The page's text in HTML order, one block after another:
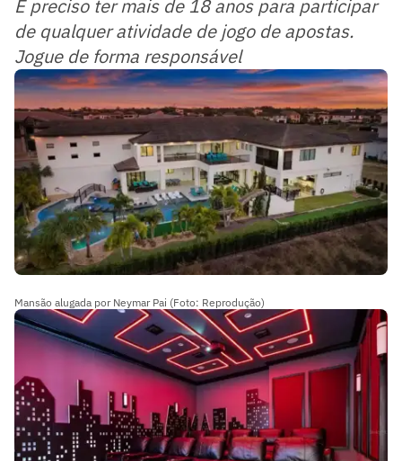
É preciso ter mais de 18 anos para participar
de qualquer atividade de jogo de apostas.
Jogue de forma responsável
Mansão alugada por Neymar Pai (Foto: Reprodução)